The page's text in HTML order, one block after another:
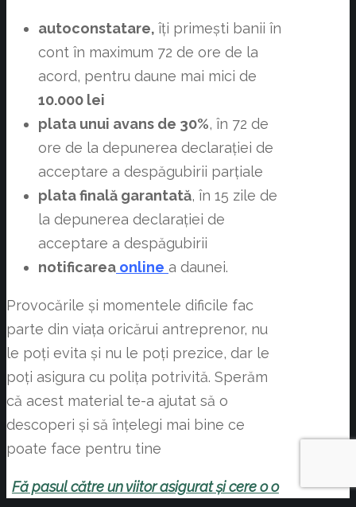
autoconstatare, îți primești banii în
cont în maximum 72 de ore de la
acord, pentru daune mai mici de
10.000 lei
plata unui avans de 30%, în 72 de
ore de la depunerea declarației de
acceptare a despăgubirii parțiale
plata finală garantată, în 15 zile de
la depunerea declarației de
acceptare a despăgubirii
notificarea online a daunei.
Provocările și momentele dificile fac
parte din viața oricărui antreprenor, nu
le poți evita și nu le poți prezice, dar le
poți asigura cu polița potrivită. Sperăm
că acest material te-a ajutat să o
descoperi și să înțelegi mai bine ce
poate face pentru tine
Fă pasul către un viitor asigurat și cere o o